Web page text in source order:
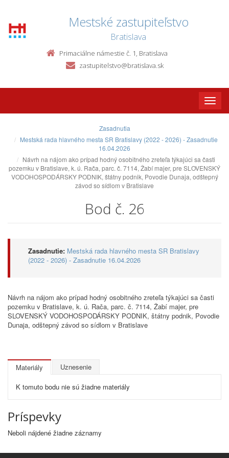
Mestské zastupiteľstvo
Bratislava
Primaciálne námestie č. 1, Bratislava
zastupitelstvo@bratislava.sk
Toggle
Zasadnutia
Mestská rada hlavného mesta SR Bratislavy (2022 - 2026) - Zasadnutie
16.04.2026
Návrh na nájom ako prípad hodný osobitného zreteľa týkajúci sa časti
pozemku v Bratislave, k. ú. Rača, parc. č. 7114, Žabí majer, pre SLOVENSKÝ
VODOHOSPODÁRSKY PODNIK, štátny podnik, Povodie Dunaja, odštepný
závod so sídlom v Bratislave
Bod č. 26
Zasadnutie: Mestská rada hlavného mesta SR Bratislavy
(2022 - 2026) - Zasadnutie 16.04.2026
Návrh na nájom ako prípad hodný osobitného zreteľa týkajúci sa časti
pozemku v Bratislave, k. ú. Rača, parc. č. 7114, Žabí majer, pre
SLOVENSKÝ VODOHOSPODÁRSKY PODNIK, štátny podnik, Povodie
Dunaja, odštepný závod so sídlom v Bratislave
Materiály Uznesenie
K tomuto bodu nie sú žiadne materiály
Príspevky
Neboli nájdené žiadne záznamy